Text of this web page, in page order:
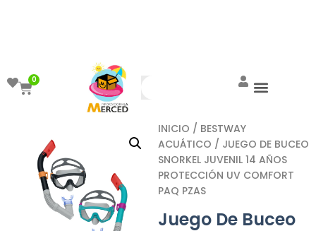
0
INICIO / BESTWAY
ACUÁTICO / JUEGO DE BUCEO
SNORKEL JUVENIL 14 AÑOS
PROTECCIÓN UV COMFORT
PAQ PZAS
Juego De Buceo